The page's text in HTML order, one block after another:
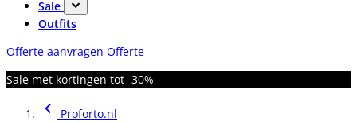
Sale
Outfits
Offerte aanvragen Offerte
Sale met kortingen tot -30%
Proforto.nl